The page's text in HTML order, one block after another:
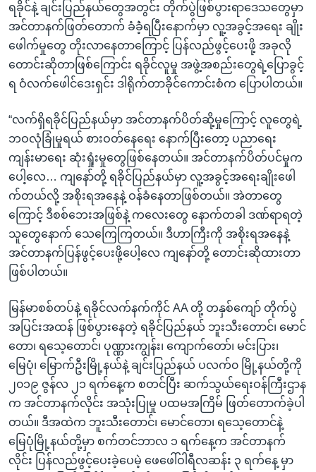
ရခိုင်နဲ့ ချင်းပြည်နယ်တွေအတွင်း တိုက်ပွဲဖြစ်ပွားရာဒေသတွေမှာ
အင်တာနက်ဖြတ်တောက် ခံခဲံ့ရပြီးနောက်မှာ လူ့အခွင့်အရေး ချိုး
ဖေါက်မှုတွေ တိုးလာနေတာကြောင့် ပြန်လည်ဖွင့်ပေးဖို့ အခုလို
တောင်းဆိုတာဖြစ်ကြောင်း ရခိုင်လူမှု အဖွဲ့အစည်းတွေရဲ့ပြောခွင့်
ရ ဝံလက်ဖေါင်ဒေးရှင်း ဒါရိုက်တာခိုင်ကောင်းစံက ပြောပါတယ်။
“လက်ရှိရခိုင်ပြည်နယ်မှာ အင်တာနက်ပိတ်ဆို့မှုကြောင့် လူတွေရဲ့
ဘဝလုံခြုံမှုရယ် စားဝတ်နေရေး နောက်ပြီးတော့ ပညာရေး
ကျန်းမာရေး ဆုံးရှုံးမှုတွေဖြစ်နေတယ်။ အင်တာနက်ပိတ်ပင်မှုက
ပေါ့လေ… ကျနော်တို့ ရခိုင်ပြည်နယ်မှာ လူ့အခွင့်အရေးချိုးဖေါ
က်တယ်လို့ အစိုးရအနေနဲ့ ဝန်ခံနေတာဖြစ်တယ်။ အဲတာတွေ
ကြောင့် ဒီစစ်ဘေးအဖြစ်နဲ့ ကလေးတွေ နောက်တခါ ဒဏ်ရာရတဲ့
သူတွေနောက် သေကြေကြတယ်။ ဒီဟာကြီးကို အစိုးရအနေနဲ့
အင်တာနက်ပြန်ဖွင့်ပေးဖို့ပေါ့လေ ကျနော်တို့ တောင်းဆိုထားတာ
ဖြစ်ပါတယ်။
မြန်မာစစ်တပ်နဲ့ ရခိုင်လက်နက်ကိုင် AA တို့ တနှစ်ကျော် တိုက်ပွဲ
အပြင်းအထန် ဖြစ်ပွားနေတဲ့ ရခိုင်ပြည်နယ် ဘူးသီးတောင်၊ မောင်
တော၊ ရသေ့တောင်၊ ပုဏ္ဏားကျွန်း၊ ကျောက်တော်၊ မင်းပြား၊
မြေပုံ၊ မြောက်ဦးမြို့နယ်နဲ့ ချင်းပြည်နယ် ပလက်၀ မြို့နယ်တို့ကို
၂၀၁၉ ဇွန်လ ၂၁ ရက်နေ့က စတင်ပြီး ဆက်သွယ်ရေးဝန်ကြီးဌာန
က အင်တာနက်လိုင်း အသုံးပြုမှု ပထမအကြိမ် ဖြတ်တောက်ခဲ့ပါ
တယ်။ ဒီအထဲက ဘူးသီးတောင်၊ မောင်တော၊ ရသေ့တောင်နဲ့
မြေပုံမြို့နယ်တို့မှာ စက်တင်ဘာလ ၁ ရက်နေ့က အင်တာနက်
လိုင်း ပြန်လည်ဖွင့်ပေးခဲ့ပေမဲ့ ဖေဖေါ်ဝါရီလဆန်း ၃ ရက်နေ့ မှာ